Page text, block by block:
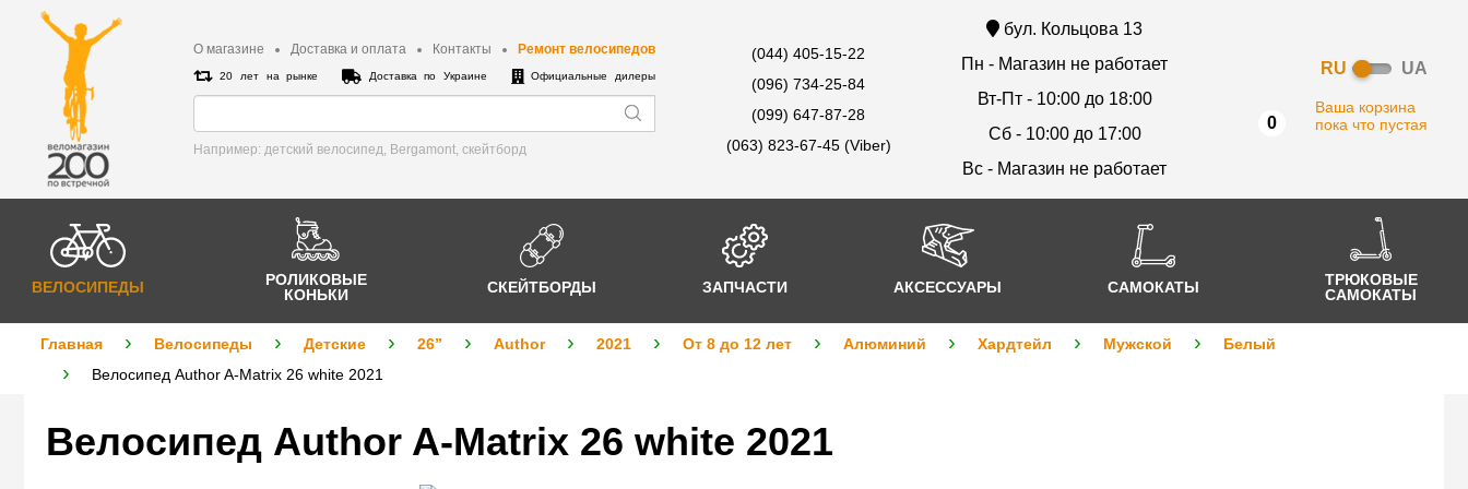
О магазине Доставка и оплата Контакты Ремонт велосипедов
20 лет на рынке Доставка по Украине Официальные дилеры
Например: детский велосипед, Bergamont, cкейтборд
(044) 405-15-22
(096) 734-25-84
(099) 647-87-28
(063) 823-67-45 (Viber)
бул. Кольцова 13
Пн - Магазин не работает
Вт-Пт - 10:00 до 18:00
Сб - 10:00 до 17:00
Вс - Магазин не работает
RU UA
0
Ваша корзина
пока что пустая
ВЕЛОСИПЕДЫ
РОЛИКОВЫЕ
КОНЬКИ
СКЕЙТБОРДЫ ЗАПЧАСТИ АКСЕССУАРЫ САМОКАТЫ
ТРЮКОВЫЕ
САМОКАТЫ
Главная Велосипеды Детские 26” Author 2021 От 8 до 12 лет Алюминий Хардтейл Мужской
Белый
Велосипед Author A-Matrix 26 white 2021
Велосипед Author A-Matrix 26 white 2021